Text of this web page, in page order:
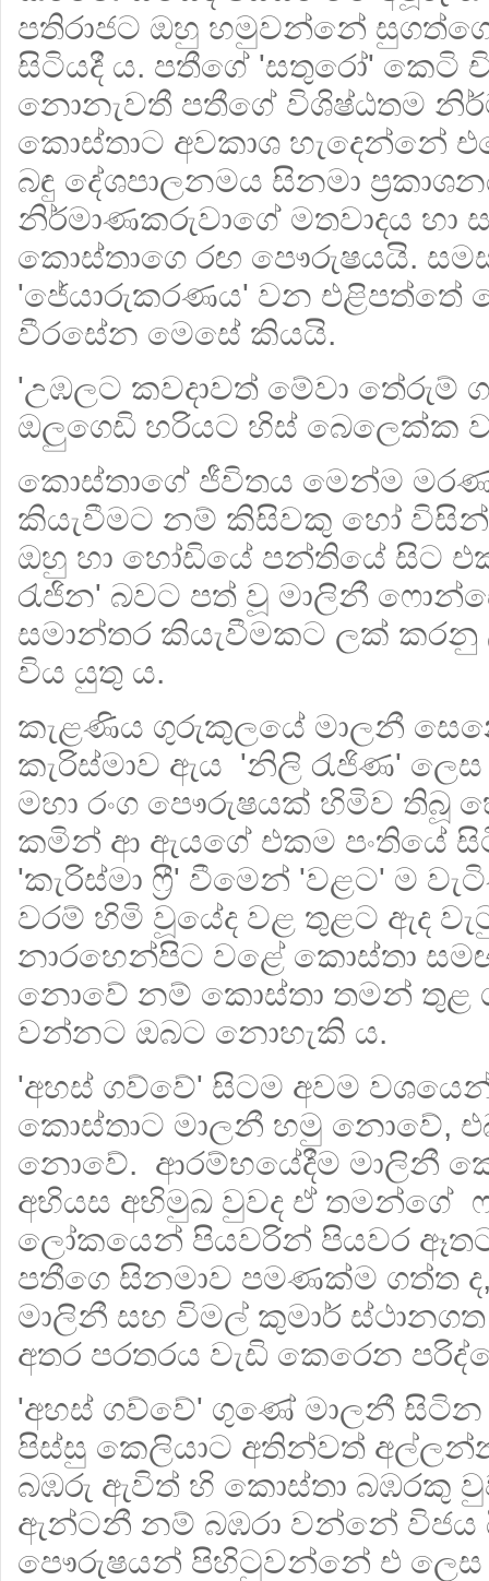
පතිරාජට ඔහු හමුවන්නේ
සිටියදී ය. පතීගේ 'සතුරෝ' කෙටි
නොනැවතී පතීගේ විශිෂ්ඨතම
කොස්තාට අවකාශ හැදෙන්නේ
බඳු දේශපාලනමය සිනමා
නිර්මාණකරුවාගේ මතවාදය හා
කොස්තාගෙ රඟ පෞරුෂයයි.
'ජේයාරුකරණය' වන
වීරසේන මෙසේ කියයි.
'උඹලට කවදාවත් මේවා තේරුම්
ඔලුගෙඩි හරියට හිස් බෙලෙක්ක
කොස්තාගේ ජීවිතය මෙන්ම
කියැවීමට නම් කිසිවකු හෝ
ඔහු හා හෝඩියේ පන්තියේ සිට
රැජින' බවට පත් වූ මාලිනී
සමාන්තර කියැවීමකට ලක් කරනු
විය යුතු ය.
කැළණිය ගුරුකුලයේ මාලනී
කැරිස්මාව ඇය 'නිලි රැජිණ'
මහා රංග පෞරුෂයක් හිමිව තිබූ
කමින් ආ ඇයගේ එකම පංතියේ
'කැරිස්මා ෆ්‍රී' වීමෙන් 'වළට' ම
වරම් හිමි වූයේද වළ තුළට ඇද
නාරහෙන්පිට වළේ කොස්තා
නොවේ නම් කොස්තා තමන් තුළ
වන්නට ඔබට නොහැකි ය.
'අහස් ගව්වේ' සිටම අවම
කොස්තාට මාලනී හමු නොවේ,
නොවේ. ආරම්භයේදීම මාලිනී
අභියස අභිමුඛ වුවද ඒ තමන්ගේ
ලෝකයෙන් පියවරින් පියවර
පතීගෙ සිනමාව පමණක්ම ගත්ත
මාලිනී සහ විමල් කුමාර්
අතර පරතරය වැඩි කෙරෙන
'අහස් ගව්වේ' ගුණේ මාලනී
පිස්සු කෙලියාට අතින්වත්
බඹරු ඇවිත් හි කොස්තා බඹරකු
ඇන්ටනී නම් බඹරා වන්නේ විජය
පෞරුෂයන් පිහිටුවන්නේ එ ලෙස